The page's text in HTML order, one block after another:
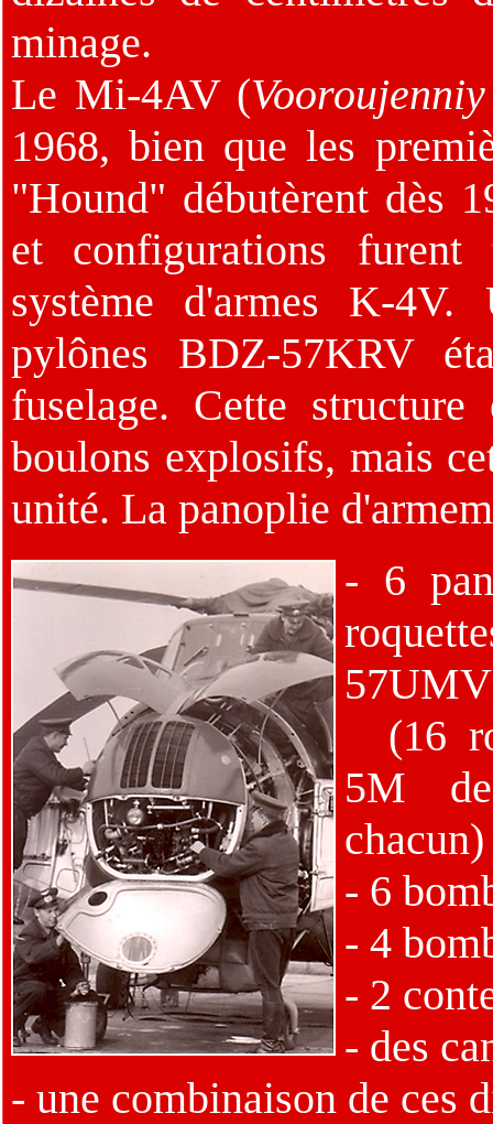
minage.
Le Mi-4AV (Vooroujenniy
1968, bien que les
"Hound" débutèrent dès
et configurations
système d'armes K-4V.
pylônes BDZ-57KRV
fuselage. Cette
boulons explosifs, mais
unité. La panoplie
- 6
57UMV
(16
5M
chacun)
- 6
- 4
- 2
- des
- une combinaison de ces